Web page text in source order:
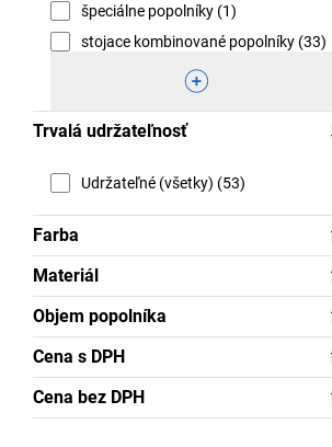
špeciálne popolníky (1)
stojace kombinované popolníky (33)
Trvalá udržateľnosť
Udržateľné (všetky) (53)
Farba
Materiál
Objem popolníka
Cena s DPH
Cena bez DPH